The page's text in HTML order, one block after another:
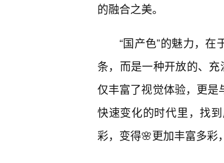
的融合之美。
“国产色”的魅力，
条，而是一种开放的、
仅丰富了视觉体验，更
快速变化的时代里，找
彩，变得🌸更加丰富多彩